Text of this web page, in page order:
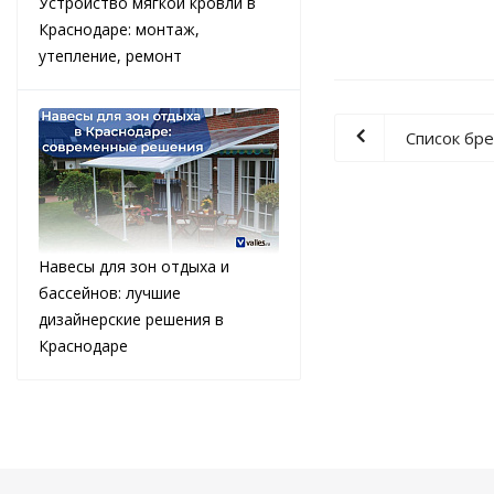
Список
Краснодаре: монтаж,
утепление, ремонт
Навесы для зон отдыха и
бассейнов: лучшие
дизайнерские решения в
Краснодаре